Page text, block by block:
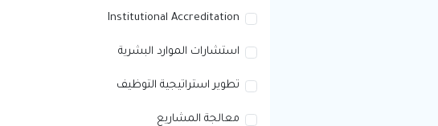
Institutional Accreditation
استشارات الموارد البشرية
تطوير استراتيجية التوظيف
معالجة المشاريع